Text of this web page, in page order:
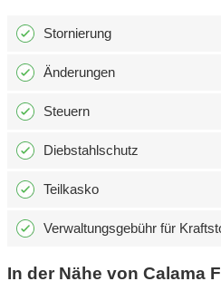
Stornierung
Änderungen
Steuern
Diebstahlschutz
Teilkasko
Verwaltungsgebühr für
In der Nähe von Calama